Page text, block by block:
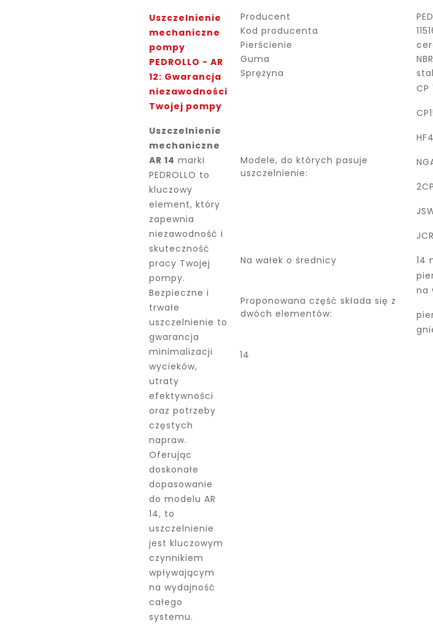
Uszczelnienie
mechaniczne
pompy
PEDROLLO - AR
12: Gwarancja
niezawodności
Twojej pompy
Uszczelnienie
mechaniczne
AR 14 marki
PEDROLLO to
kluczowy
element, który
zapewnia
niezawodność i
skuteczność
pracy Twojej
pompy.
Bezpieczne i
trwałe
uszczelnienie to
gwarancja
minimalizacji
wycieków,
utraty
efektywności
oraz potrzeby
częstych
napraw.
Oferując
doskonałe
dopasowanie
do modelu AR
14, to
uszczelnienie
jest kluczowym
czynnikiem
wpływającym
na wydajność
całego
systemu.
Producent
Kod producenta
Pierścienie
Guma
NBR
Sprężyna
Modele, do których pasuje
uszczelnienie:
CP
Na wałek o średnicy
14
Proponowana część składa się z
dwóch elementów:
na
14